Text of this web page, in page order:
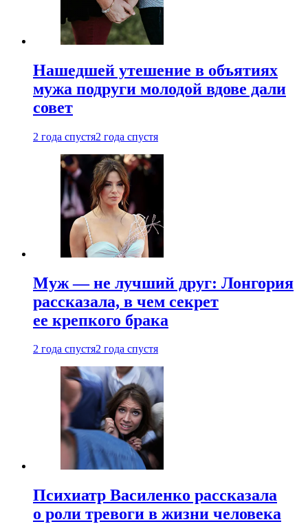
Нашедшей утешение в объятиях
мужа подруги молодой вдове дали
совет
2 года спустя2 года спустя
Муж — не лучший друг: Лонгория
рассказала, в чем секрет
ее крепкого брака
2 года спустя2 года спустя
Психиатр Василенко рассказала
о роли тревоги в жизни человека